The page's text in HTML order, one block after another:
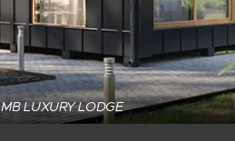
MB LUXURY LODGE